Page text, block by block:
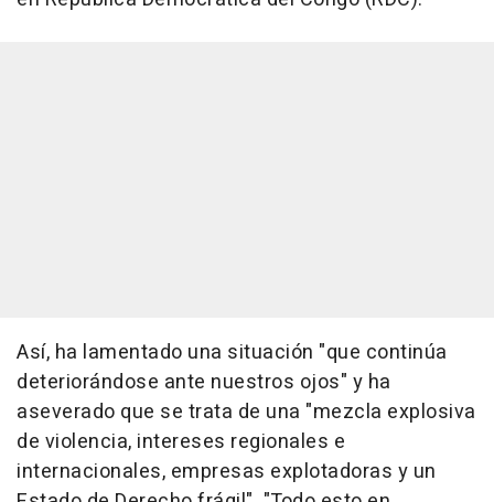
Así, ha lamentado una situación "que continúa
deteriorándose ante nuestros ojos" y ha
aseverado que se trata de una "mezcla explosiva
de violencia, intereses regionales e
internacionales, empresas explotadoras y un